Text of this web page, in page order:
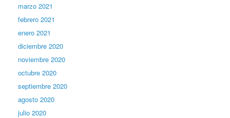
marzo 2021
febrero 2021
enero 2021
diciembre 2020
noviembre 2020
octubre 2020
septiembre 2020
agosto 2020
julio 2020